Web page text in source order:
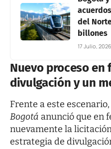
del
billones
17 Julio, 2026
Nuevo proceso en
divulgación y un
Frente a este
Bogotá anunció que en
nuevamente la
estrategia de